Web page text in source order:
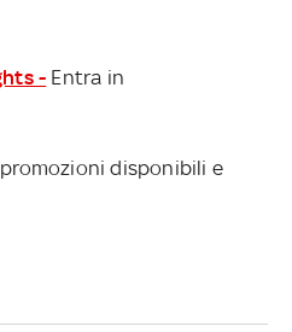
- Entra in
disponibili e